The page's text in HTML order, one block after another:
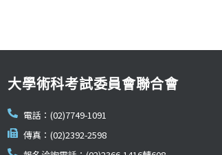
大學術科考試委員會聯合會
電話：(02)7749-1091
傳真：(02)2392-2598